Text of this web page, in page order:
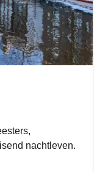
nachtleven.